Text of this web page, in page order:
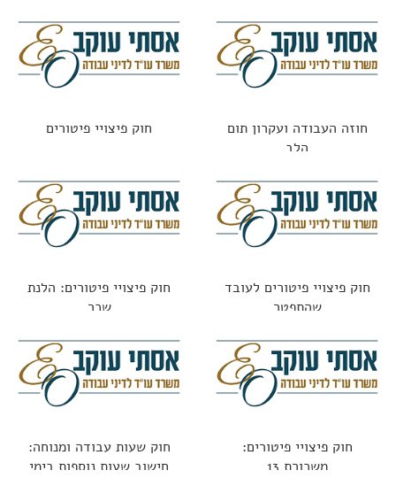
חוזה העבודה ועקרון תום
הלב
חוק פיצויי פיטורים
חוק פיצויי פיטורים לעובד
שהתפטר
חוק פיצויי פיטורים: הלנת
שכר
חוק פיצויי פיטורים:
משכורת 13
חוק שעות עבודה ומנוחה:
חישוב שעות נוספות בימי